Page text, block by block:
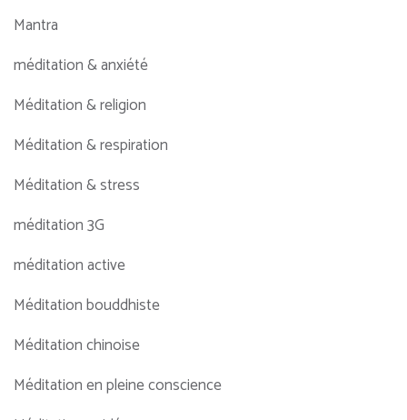
Mantra
méditation & anxiété
Méditation & religion
Méditation & respiration
Méditation & stress
méditation 3G
méditation active
Méditation bouddhiste
Méditation chinoise
Méditation en pleine conscience